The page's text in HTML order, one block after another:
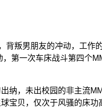
叛男朋友的冲动，工作
第一次车床战斗第四个
纳，未出校园的非主流
宝贝，仅次于风骚的床